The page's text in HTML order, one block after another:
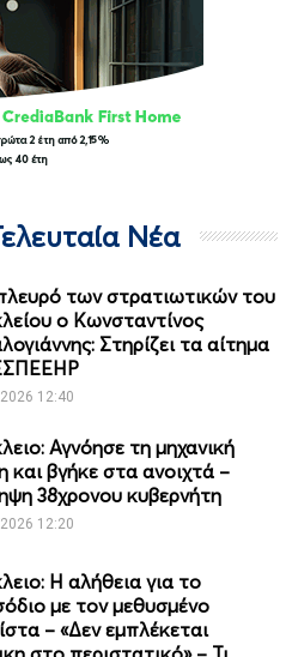
Νέα
των στρατιωτικών του
ο Κωνσταντίνος
Στηρίζει τα αίτημα
12:40
Αγνόησε τη μηχανική
και βγήκε στα ανοιχτά –
38χρονου κυβερνήτη
12:20
Η αλήθεια για το
με τον μεθυσμένο
– «Δεν εμπλέκεται